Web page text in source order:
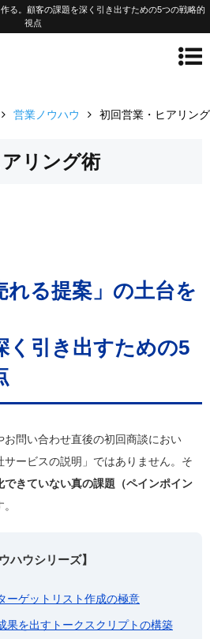
る。顧客の課題を深く引き出すための5つの戦略的
視点
営業ノウハウ 初回営業・ヒアリング
リング術
れる提案」の土台を
く引き出すための5
問い合わせ直後の初回商談におい
ービスの説明」ではありません。そ
できていない真の課題（ペインポイン
ハウシリーズ】
ーゲットリスト作成の極意
を出すトークスクリプトの構築